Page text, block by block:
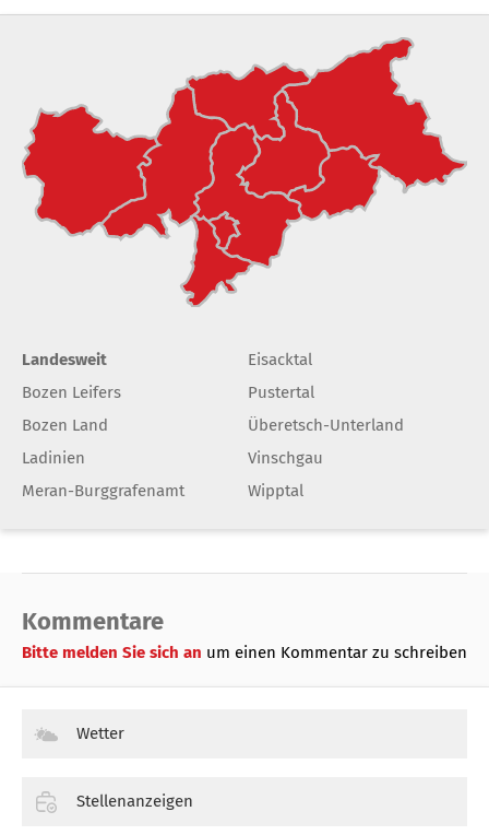
Landesweit
Bozen Leifers
Bozen Land
Ladinien
Meran-Burggrafenamt
Eisacktal
Pustertal
Überetsch-Unterland
Vinschgau
Wipptal
Kommentare
Bitte melden Sie sich an um einen Kommentar zu schreiben
Wetter
Stellenanzeigen